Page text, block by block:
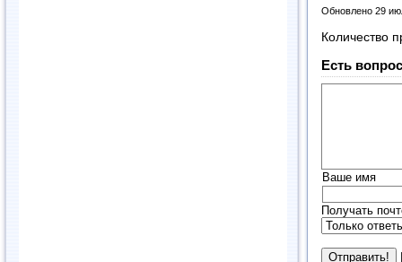
Обновлено 29
Количество
Есть
Ваше имя
Получать